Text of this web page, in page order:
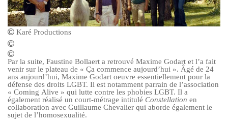
Karé Productions
Par la suite, Faustine Bollaert a retrouvé Maxime Godart et l’a fait
venir sur le plateau de « Ça commence aujourd’hui ». Âgé de 24
ans aujourd’hui, Maxime Godart oeuvre essentiellement pour la
défense des droits LGBT. Il est notamment parrain de l’association
« Coming Alive » qui lutte contre les phobies LGBT. Il a
également réalisé un court-métrage intitulé Constellation en
collaboration avec Guillaume Chevalier qui aborde également le
sujet de l’homosexualité.